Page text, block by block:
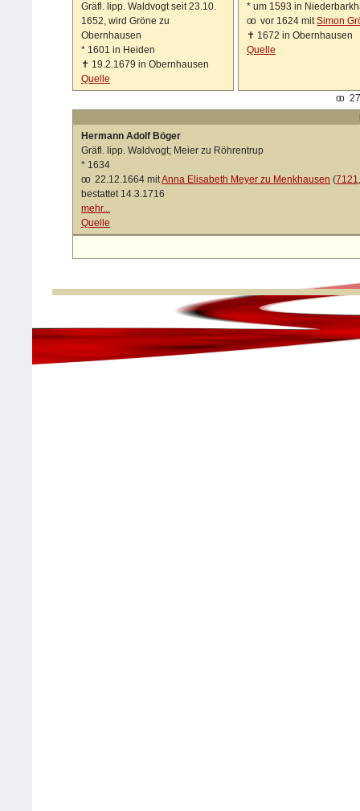
Gräfl. lipp. Waldvogt seit 23.10.
1652, wird Gröne zu
Obernhausen
* 1601 in Heiden
✝ 19.2.1679 in Obernhausen
Quelle
* um 1593 in
oo vor 1624 mitSimon
✝ 1672 in Obernhausen
Quelle
oo
Hermann Adolf Böger
Gräfl. lipp. Waldvogt; Meier zu Röhrentrup
* 1634
oo 22.12.1664 mitAnna Elisabeth Meyer zu Menkhausen (7121
bestattet 14.3.1716
mehr...
Quelle